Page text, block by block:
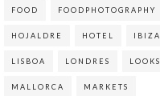
FOOD FOODPHOTOGRAPHY
HOJALDRE HOTEL IBIZA
LISBOA LONDRES LOOKS
MALLORCA MARKETS